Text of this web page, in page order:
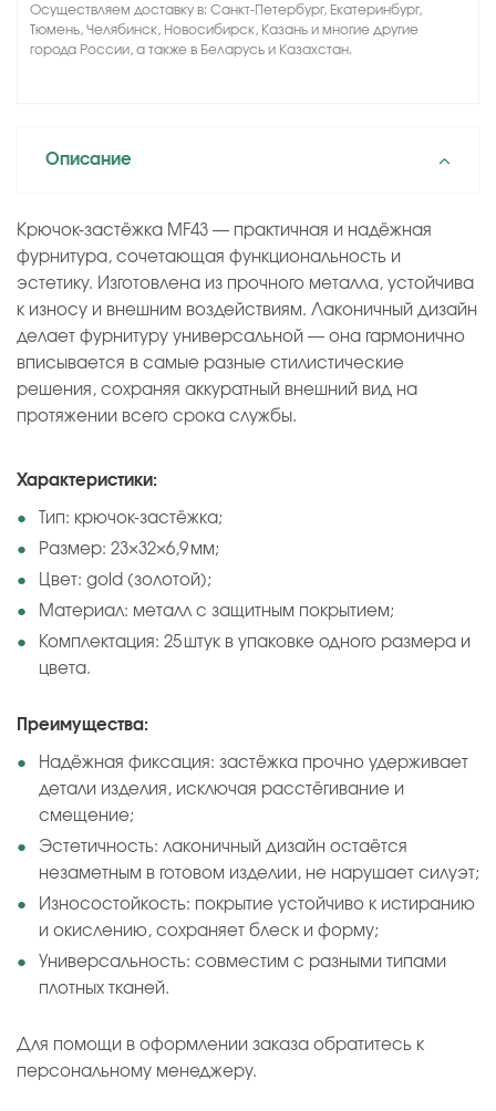
Осуществляем доставку в: Санкт-Петербург, Екатеринбург,
Тюмень, Челябинск, Новосибирск, Казань и многие другие
города России, а также в Беларусь и Казахстан.
Описание
Крючок‑застёжка MF43 — практичная и надёжная
фурнитура, сочетающая функциональность и
эстетику. Изготовлена из прочного металла, устойчива
к износу и внешним воздействиям. Лаконичный дизайн
делает фурнитуру универсальной — она гармонично
вписывается в самые разные стилистические
решения, сохраняя аккуратный внешний вид на
протяжении всего срока службы.
Характеристики:
Тип: крючок‑застёжка;
Размер: 23×32×6,9 мм;
Цвет: gold (золотой);
Материал: металл с защитным покрытием;
Комплектация: 25 штук в упаковке одного размера и
цвета.
Преимущества:
Надёжная фиксация: застёжка прочно удерживает
детали изделия, исключая расстёгивание и
смещение;
Эстетичность: лаконичный дизайн остаётся
незаметным в готовом изделии, не нарушает силуэт;
Износостойкость: покрытие устойчиво к истиранию
и окислению, сохраняет блеск и форму;
Универсальность: совместим с разными типами
плотных тканей.
Для помощи в оформлении заказа обратитесь к
персональному менеджеру.